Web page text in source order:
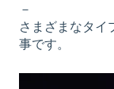
－
さまざまなタイ
事です。